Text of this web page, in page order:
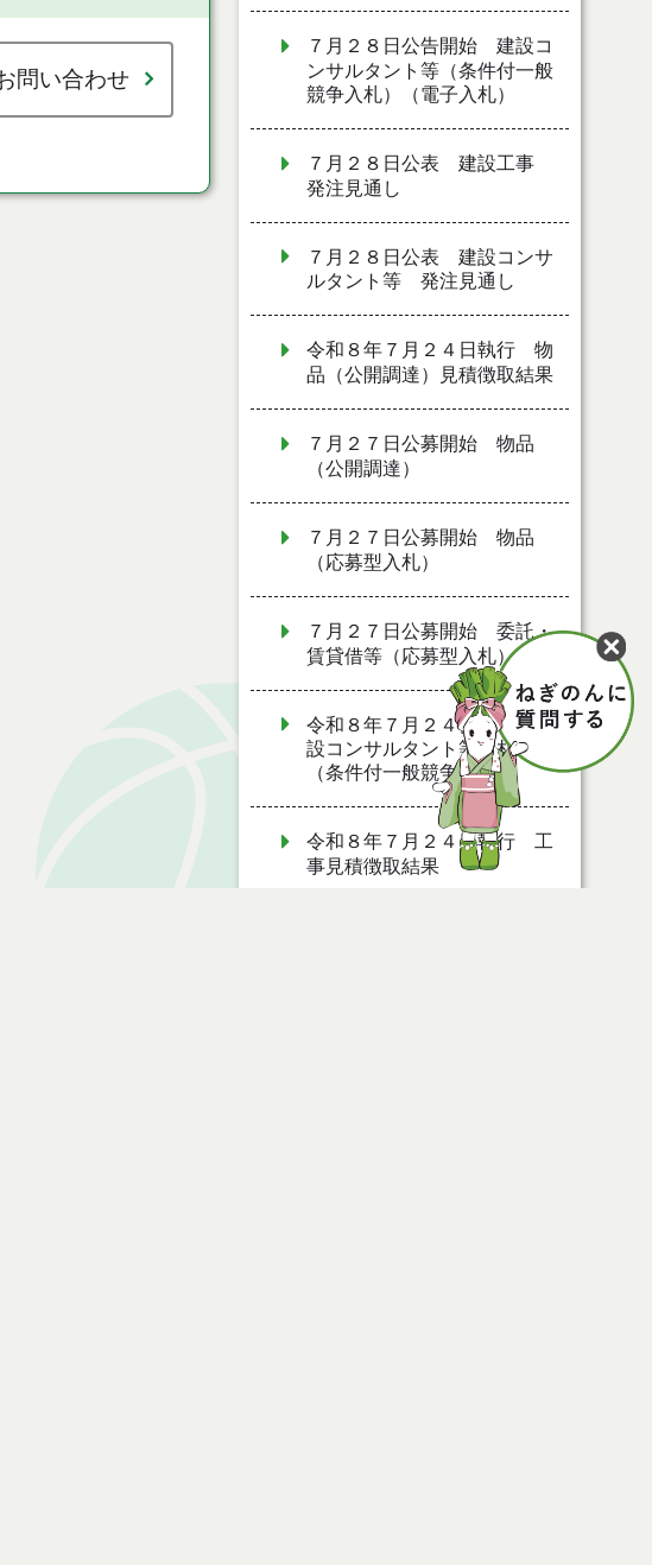
問い合わせ
７月２８日公告開始 建設コ
ンサルタント等（条件付一般
競争入札）（電子入札）
７月２８日公表 建設工事
発注見通し
７月２８日公表 建設コンサ
ルタント等 発注見通し
令和８年７月２４日執行 物
品（公開調達）見積徴取結果
７月２７日公募開始 物品
（公開調達）
７月２７日公募開始 物品
（応募型入札）
７月２７日公募開始 委託・
賃貸借等（応募型入札）
令和８年７月２４日執行 建
設コンサルタント等入札結果
（条件付一般競争入札）
令和８年７月２４日執行 工
事見積徴取結果